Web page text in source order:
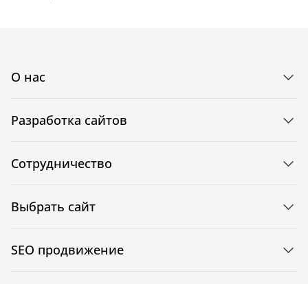
О нас
Разработка сайтов
Сотрудничество
Выбрать сайт
SEO продвижение